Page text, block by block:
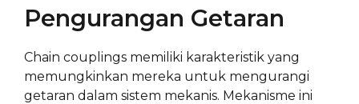
Pengurangan Getaran
Chain couplings memiliki karakteristik yang
memungkinkan mereka untuk mengurangi
getaran dalam sistem mekanis. Mekanisme ini